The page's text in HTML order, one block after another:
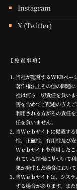
Instagram
X (Twitter)
【免責事項】
当社が運営するWEBペー
著作権法上その他の問題
社は何ら一切責任を負い
害を含めてご配慮のうえ
利用される方がその責任
任を負いません。
当Ｗｅｂサイトに掲載す
性、正確性、有用性及び
Ｗｅｂサイトを利用した
れている情報に基づいて
果が発生した場合におい
当Ｗｅｂサイトは、シス
する場合があります。ま